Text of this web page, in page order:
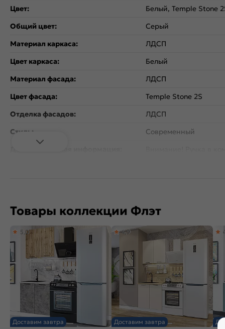
Цвет:
Белый, Temple Stone
Общий цвет:
Серый
Материал каркаса:
ЛДСП
Цвет каркаса:
Белый
Материал фасада:
ЛДСП
Цвет фасада:
Temple Stone 2S
Отделка фасадов:
ЛДСП
Стиль:
Современный
Тип поверхности:
Расположение:
Прямые
Назначение кухонного шкафа:
Пенал
Товары коллекции Флэт
Доставим завтра
5,0
Доставим завтра
4,9